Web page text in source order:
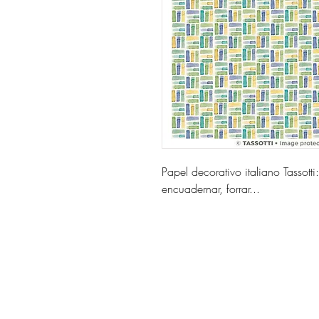
Papel decorativo italiano
encuadernar, forrar...